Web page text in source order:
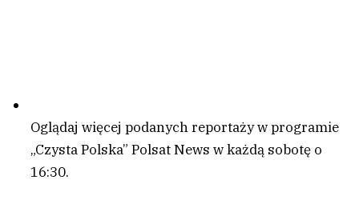
Oglądaj więcej podanych reportaży w programie
„Czysta Polska” Polsat News w każdą sobotę o
16:30.